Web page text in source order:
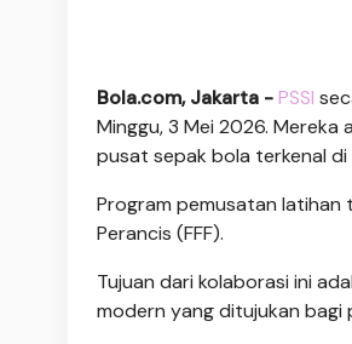
Bola.com, Jakarta -PSSI
Minggu, 3 Mei 2026.
pusat sepak bola terkenal di
Program pemusatan latihan
Perancis (FFF).
Tujuan dari kolaborasi ini
modern yang ditujukan bagi